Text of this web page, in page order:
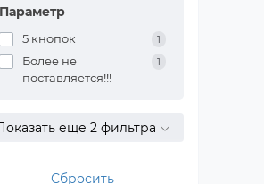
Параметр
5 кнопок 1
Более не
поставляется!!!
1
еще 2 фильтра
Сбросить